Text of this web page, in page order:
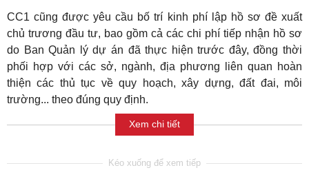
CC1 cũng được yêu cầu bố trí kinh phí lập hồ sơ đề xuất
chủ trương đầu tư, bao gồm cả các chi phí tiếp nhận hồ sơ
do Ban Quản lý dự án đã thực hiện trước đây, đồng thời
phối hợp với các sở, ngành, địa phương liên quan hoàn
thiện các thủ tục về quy hoạch, xây dựng, đất đai, môi
trường... theo đúng quy định.
Xem chi tiết